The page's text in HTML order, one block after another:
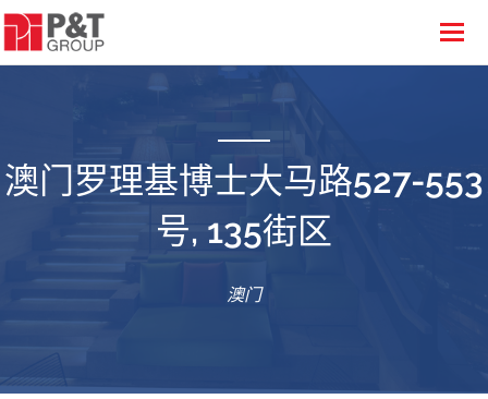
澳门罗理基博士大马路527-553
号, 135街区
澳门